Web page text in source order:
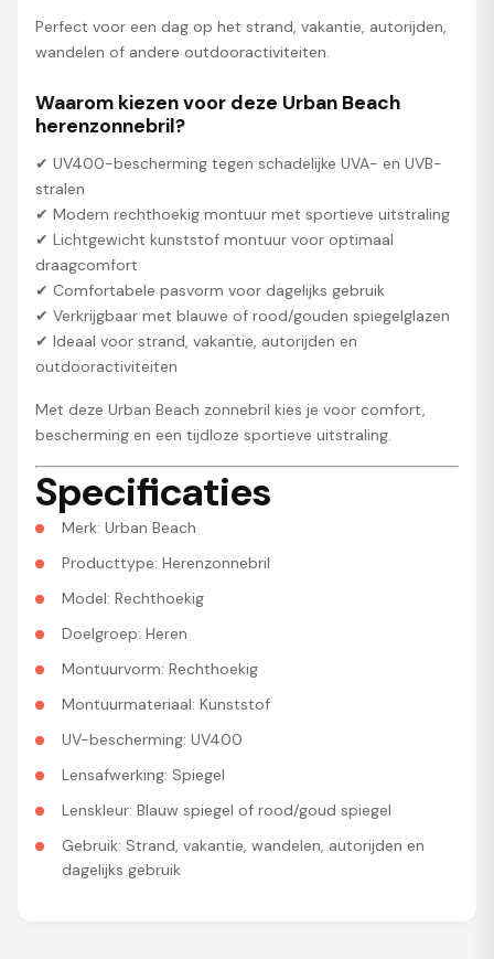
Perfect voor een dag op het strand, vakantie, autorijden,
wandelen of andere outdooractiviteiten.
Waarom kiezen voor deze Urban Beach
herenzonnebril?
✔ UV400-bescherming tegen schadelijke UVA- en UVB-
stralen
✔ Modern rechthoekig montuur met sportieve uitstraling
✔ Lichtgewicht kunststof montuur voor optimaal
draagcomfort
✔ Comfortabele pasvorm voor dagelijks gebruik
✔ Verkrijgbaar met blauwe of rood/gouden spiegelglazen
✔ Ideaal voor strand, vakantie, autorijden en
outdooractiviteiten
Met deze Urban Beach zonnebril kies je voor comfort,
bescherming en een tijdloze sportieve uitstraling.
Specificaties
Merk: Urban Beach
Producttype: Herenzonnebril
Model: Rechthoekig
Doelgroep: Heren
Montuurvorm: Rechthoekig
Montuurmateriaal: Kunststof
UV-bescherming: UV400
Lensafwerking: Spiegel
Lenskleur: Blauw spiegel of rood/goud spiegel
Gebruik: Strand, vakantie, wandelen, autorijden en
dagelijks gebruik